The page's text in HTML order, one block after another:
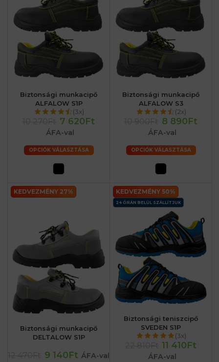
Biztonsági munkacipő
ALFALOW S1P
(3x)
7 620Ft
ÁFA-val
OPCIÓK VÁLASZTÁSA
Biztonsági munkacipő
ALFALOW S3
(2x)
8 890Ft
ÁFA-val
OPCIÓK VÁLASZTÁSA
KEDVEZMÉNY 27%
Biztonsági munkacipő
DELTALOW S1P
9 140Ft ÁFA-val
KEDVEZMÉNY 50%
24 ÓRÁN BELÜL SZÁLLÍTJUK
Biztonsági teniszcipő
SVEDEN S1P
(3x)
11 410Ft
ÁFA-val